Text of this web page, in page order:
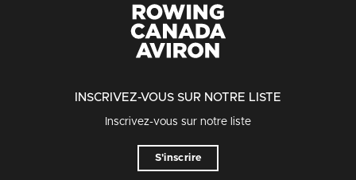
INSCRIVEZ-VOUS SUR NOTRE LISTE
Inscrivez-vous sur notre liste
S'inscrire